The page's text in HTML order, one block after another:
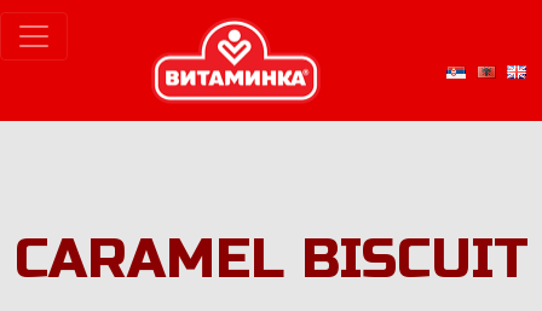
CARAMEL BISCUIT